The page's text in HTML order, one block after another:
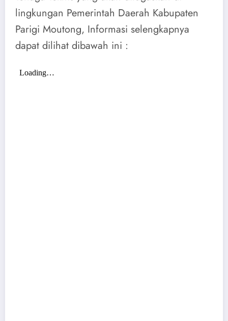
lingkungan Pemerintah Daerah Kabupaten
Parigi Moutong, Informasi selengkapnya
dapat dilihat dibawah ini :